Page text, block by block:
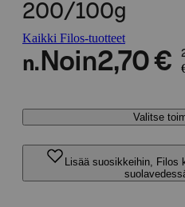
200/100g
Kaikki Filos-tuotteet
n. Noin2,70 €
Valitse
Lisää suosikkeihin, Filos